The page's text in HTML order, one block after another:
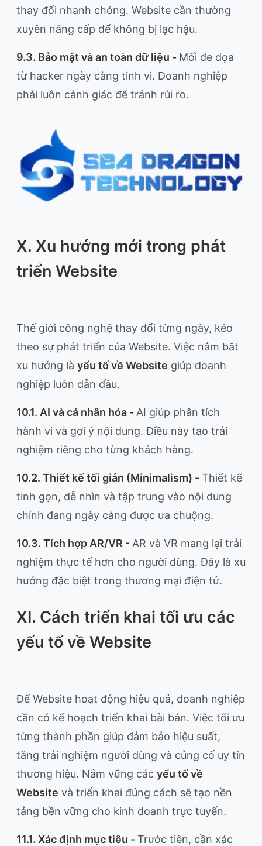
thay đổi nhanh chóng. Website cần thường
xuyên nâng cấp để không bị lạc hậu.
9.3. Bảo mật và an toàn dữ liệu - Mối đe dọa
từ hacker ngày càng tinh vi. Doanh nghiệp
phải luôn cảnh giác để tránh rủi ro.
X. Xu hướng mới trong phát
triển Website
Thế giới công nghệ thay đổi từng ngày, kéo
theo sự phát triển của Website. Việc nắm bắt
xu hướng là yếu tố về Website giúp doanh
nghiệp luôn dẫn đầu.
10.1. AI và cá nhân hóa - AI giúp phân tích
hành vi và gợi ý nội dung. Điều này tạo trải
nghiệm riêng cho từng khách hàng.
10.2. Thiết kế tối giản (Minimalism) -Thiết kế
tinh gọn, dễ nhìn và tập trung vào nội dung
chính đang ngày càng được ưa chuộng.
10.3. Tích hợp AR/VR - AR và VR mang lại trải
nghiệm thực tế hơn cho người dùng. Đây là xu
hướng đặc biệt trong thương mại điện tử.
XI. Cách triển khai tối ưu các
yếu tố về Website
Để Website hoạt động hiệu quả, doanh nghiệp
cần có kế hoạch triển khai bài bản. Việc tối ưu
từng thành phần giúp đảm bảo hiệu suất,
tăng trải nghiệm người dùng và củng cố uy tín
thương hiệu. Nắm vững các yếu tố về
Website và triển khai đúng cách sẽ tạo nền
tảng bền vững cho kinh doanh trực tuyến.
11.1. Xác định mục tiêu -Trước tiên, cần xác